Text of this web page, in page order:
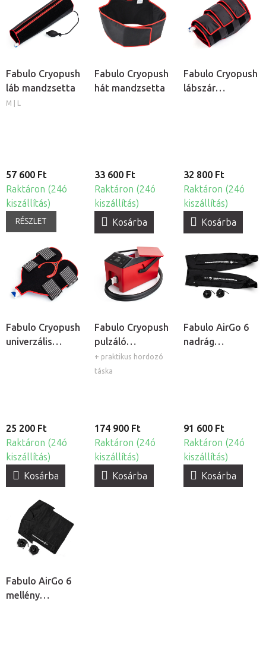
Fabulo Cryopush
láb mandzsetta
M | L
57 600 Ft
Raktáron (24ó
kiszállítás)
RÉSZLET
Fabulo Cryopush
hát mandzsetta
33 600 Ft
Raktáron (24ó
kiszállítás)
Kosárba
Fabulo Cryopush
lábszár
32 800 Ft
Raktáron (24ó
kiszállítás)
Kosárba
Fabulo Cryopush
univerzális
25 200 Ft
Raktáron (24ó
kiszállítás)
Kosárba
Fabulo Cryopush
pulzáló
kompressziós és
hidegterápiás
+ praktikus hordozó
táska
174 900 Ft
Raktáron (24ó
kiszállítás)
Kosárba
Fabulo AirGo 6
nadrág
91 600 Ft
Raktáron (24ó
kiszállítás)
Kosárba
Fabulo AirGo 6
mellény